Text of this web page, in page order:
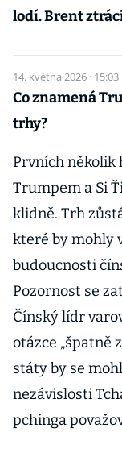
lodí. Brent
14. května 2026 · 15:03
Co znamená
trhy?
Prvních několik
Trumpem a Si
klidně. Trh
které by mohly
budoucnosti
Pozornost se
Čínský lídr
otázce „špatně
státy by se
nezávislosti
pchinga